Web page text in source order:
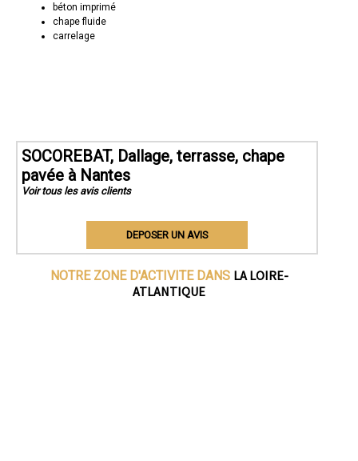
béton imprimé
chape fluide
carrelage
SOCOREBAT, Dallage, terrasse, chape
pavée à Nantes
Voir tous les avis clients
DEPOSER UN AVIS
NOTRE ZONE D'ACTIVITE DANS LA LOIRE-
ATLANTIQUE